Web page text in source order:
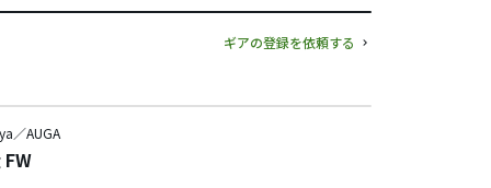
ギアの登録を依頼する
／AUGA
FW